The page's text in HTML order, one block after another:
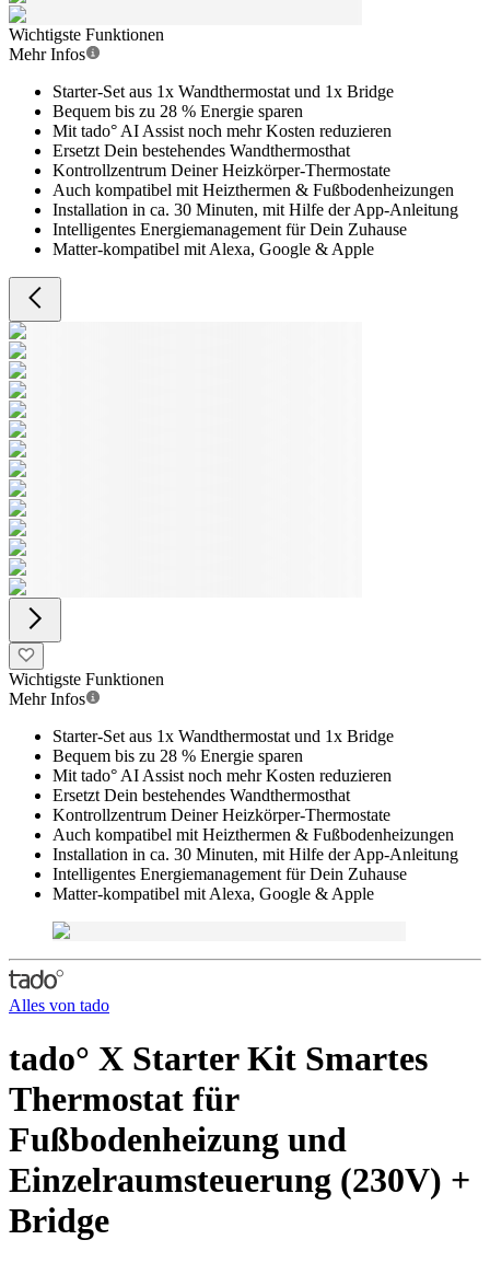
Wichtigste Funktionen
Mehr Infos
Starter-Set aus 1x Wandthermostat und 1x Bridge
Bequem bis zu 28 % Energie sparen
Mit tado° AI Assist noch mehr Kosten reduzieren
Ersetzt Dein bestehendes Wandthermosthat
Kontrollzentrum Deiner Heizkörper-Thermostate
Auch kompatibel mit Heizthermen & Fußbodenheizungen
Installation in ca. 30 Minuten, mit Hilfe der App-Anleitung
Intelligentes Energiemanagement für Dein Zuhause
Matter-kompatibel mit Alexa, Google & Apple
Wichtigste Funktionen
Mehr Infos
Starter-Set aus 1x Wandthermostat und 1x Bridge
Bequem bis zu 28 % Energie sparen
Mit tado° AI Assist noch mehr Kosten reduzieren
Ersetzt Dein bestehendes Wandthermosthat
Kontrollzentrum Deiner Heizkörper-Thermostate
Auch kompatibel mit Heizthermen & Fußbodenheizungen
Installation in ca. 30 Minuten, mit Hilfe der App-Anleitung
Intelligentes Energiemanagement für Dein Zuhause
Matter-kompatibel mit Alexa, Google & Apple
Alles von tado
tado° X Starter Kit Smartes
Thermostat für
Fußbodenheizung und
Einzelraumsteuerung (230V) +
Bridge